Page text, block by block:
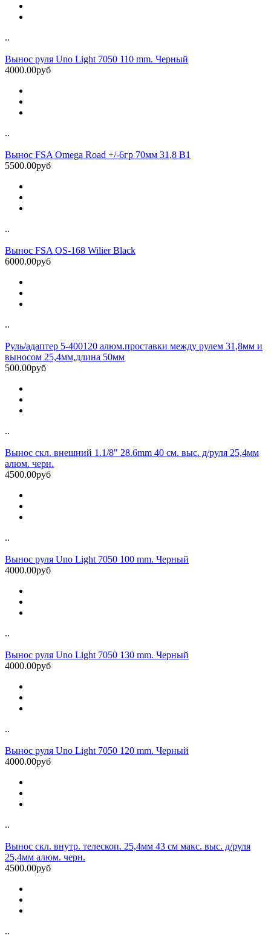
..
Вынос руля Uno Light 7050 110 mm. Черный
4000.00руб
..
Вынос FSA Omega Road +/-6гр 70мм 31,8 B1
5500.00руб
..
Вынос FSA OS-168 Wilier Black
6000.00руб
..
Руль/адаптер 5-400120 алюм.проставки между рулем 31,8мм и
выносом 25,4мм,длина 50мм
500.00руб
..
Вынос скл. внешний 1.1/8" 28.6mm 40 см. выс. д/руля 25,4мм
алюм. черн.
4500.00руб
..
Вынос руля Uno Light 7050 100 mm. Черный
4000.00руб
..
Вынос руля Uno Light 7050 130 mm. Черный
4000.00руб
..
Вынос руля Uno Light 7050 120 mm. Черный
4000.00руб
..
Вынос скл. внутр. телескоп. 25,4мм 43 см макс. выс. д/руля
25,4мм алюм. черн.
4500.00руб
..